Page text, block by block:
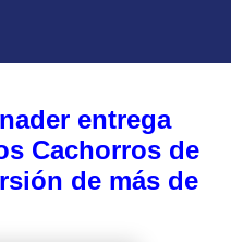
entrega
Cachorros de
de más de